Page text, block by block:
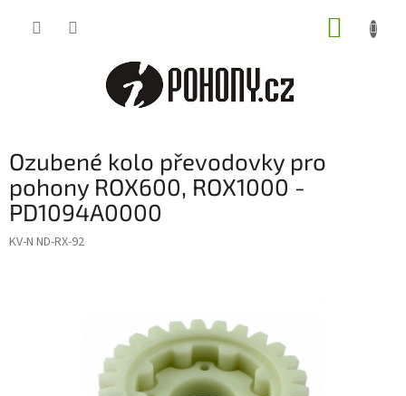
Ozubené kolo převodovky pro
pohony ROX600, ROX1000 -
PD1094A0000
KV-N ND-RX-92